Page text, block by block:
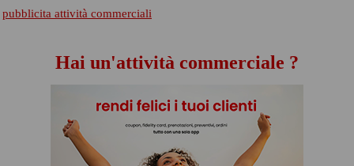
pubblicita attività commerciali
Hai un'attività commerciale ?